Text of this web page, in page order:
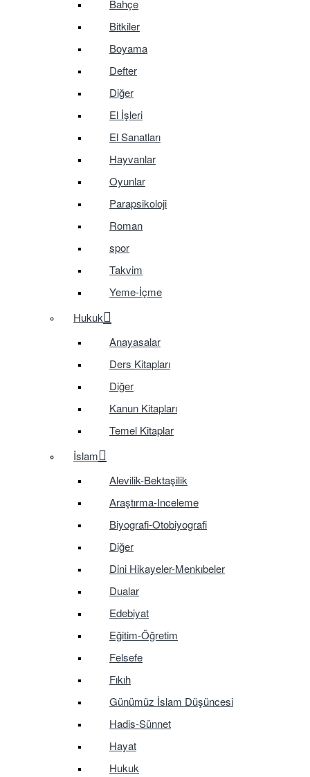
Bahçe
Bitkiler
Boyama
Defter
Diğer
El İşleri
El Sanatları
Hayvanlar
Oyunlar
Parapsikoloji
Roman
spor
Takvim
Yeme-İçme
Hukuk
Anayasalar
Ders Kitapları
Diğer
Kanun Kitapları
Temel Kitaplar
İslam
Alevilik-Bektaşilik
Araştırma-Inceleme
Biyografi-Otobiyografi
Diğer
Dini Hikayeler-Menkıbeler
Dualar
Edebiyat
Eğitim-Öğretim
Felsefe
Fıkıh
Günümüz İslam Düşüncesi
Hadis-Sünnet
Hayat
Hukuk